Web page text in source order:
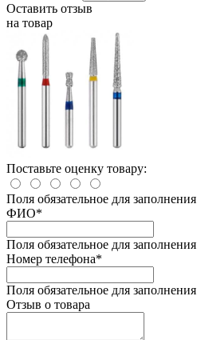
Оставить отзыв
на товар
Поставьте оценку товару:
Поля обязательное для заполнения
ФИО*
Поля обязательное для заполнения
Номер телефона*
Поля обязательное для заполнения
Отзыв о товара